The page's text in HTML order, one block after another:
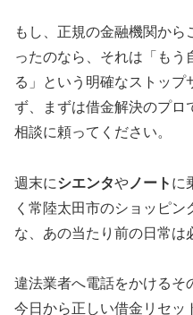
もし、正規の金融機関か
ったのなら、それは「もう
る」という明確なストップ
ず、まずは借金解決のプロ
相談に頼ってください。
週末にシエンタや ノート に
く常陸太田市のショッピン
な、あの当たり前の日常は
違法業者へ電話をかけるそ
今日から正しい借金リセッ